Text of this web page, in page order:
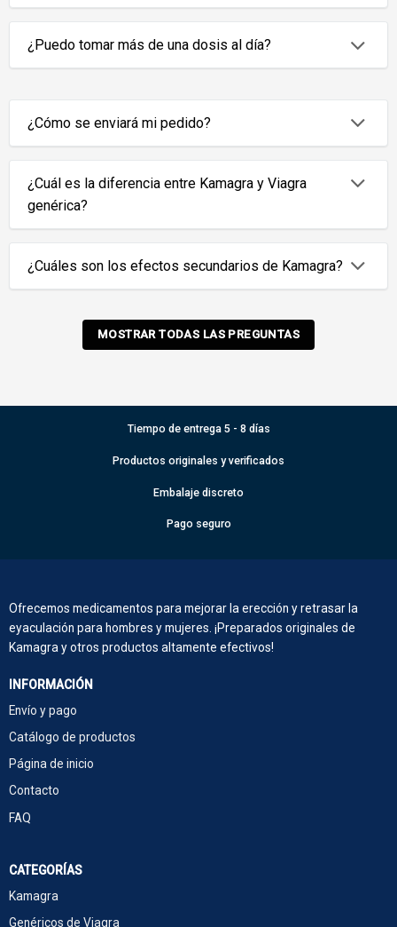
¿Puedo tomar más de una dosis al día?
¿Cómo se enviará mi pedido?
¿Cuál es la diferencia entre Kamagra y Viagra
genérica?
¿Cuáles son los efectos secundarios de Kamagra?
MOSTRAR TODAS LAS PREGUNTAS
Tiempo de entrega 5 - 8 días
Productos originales y verificados
Embalaje discreto
Pago seguro
Ofrecemos medicamentos para mejorar la erección y retrasar la
eyaculación para hombres y mujeres. ¡Preparados originales de
Kamagra y otros productos altamente efectivos!
INFORMACIÓN
Envío y pago
Catálogo de productos
Página de inicio
Contacto
FAQ
CATEGORÍAS
Kamagra
Genéricos de Viagra